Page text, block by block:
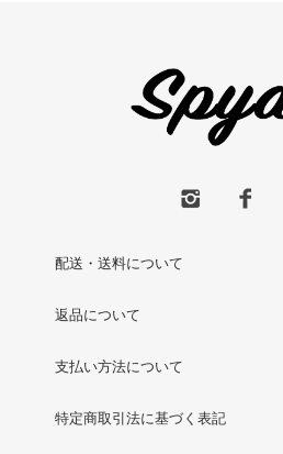
配送・送料について
返品について
支払い方法について
特定商取引法に基づく表記